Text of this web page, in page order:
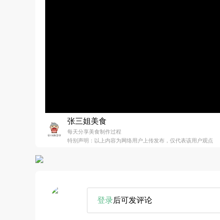
张三姐美食
每天分享美食制作过程
特别声明：以上内容为网络用户上传发布，仅代表该用户观点
登录后可发评论